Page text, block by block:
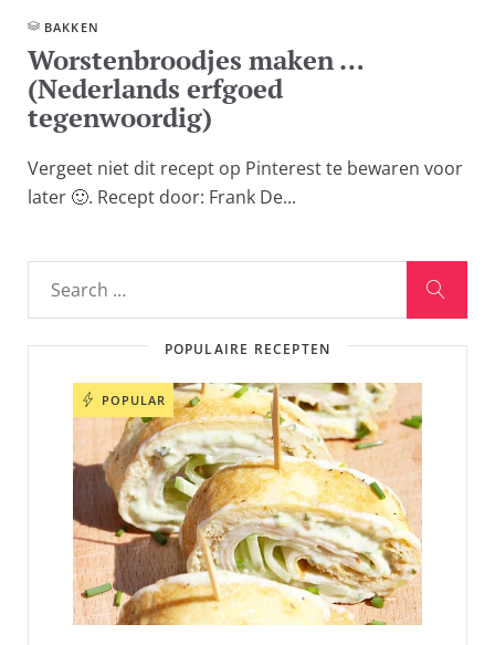
BAKKEN
Worstenbroodjes maken …
(Nederlands erfgoed
tegenwoordig)
Vergeet niet dit recept op Pinterest te bewaren voor
later 🙂. Recept door: Frank De...
POPULAIRE RECEPTEN
POPULAR